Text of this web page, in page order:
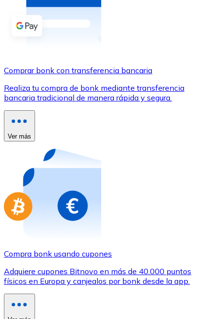
Comprar con efectivo
Transferencia SEPA
Utiliza tarjetas Visa y Mastercard para comprar
Comprar con tarjeta
Compra tarjetas regalo de tus marcas favoritas con
Ir a la tienda de tarjetas regalo
Comprar bonk con transferencia bancaria
Realiza tu compra de bonk mediante transferencia
bancaria tradicional de manera rápida y segura.
Ver más
Compra bonk usando cupones
Adquiere cupones Bitnovo en más de 40.000 puntos
físicos en Europa y canjealos por bonk desde la app.